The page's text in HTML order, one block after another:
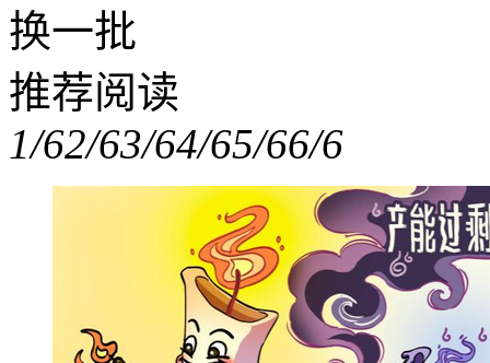
换一批
推荐阅读
1/62/63/64/65/66/6